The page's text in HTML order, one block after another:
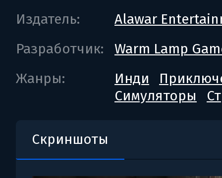
Издатель:
Alawar
Разработчик:
Warm Lamp
Жанры:
Инди
Симуляторы
Скриншоты